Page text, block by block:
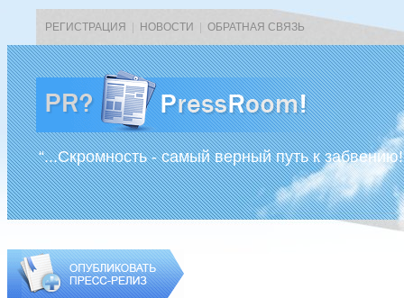
РЕГИСТРАЦИЯ НОВОСТИ ОБРАТНАЯ СВЯЗЬ
“...Скромность - самый верный путь к